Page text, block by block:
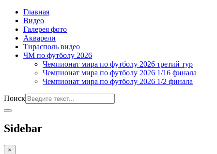
Главная
Видео
Галерея фото
Акварели
Тирасполь видео
ЧМ по футболу 2026
Чемпионат мира по футболу 2026 третий тур
Чемпионат мира по футболу 2026 1/16 финала
Чемпионат мира по футболу 2026 1/2 финала
Поиск
Sidebar
×